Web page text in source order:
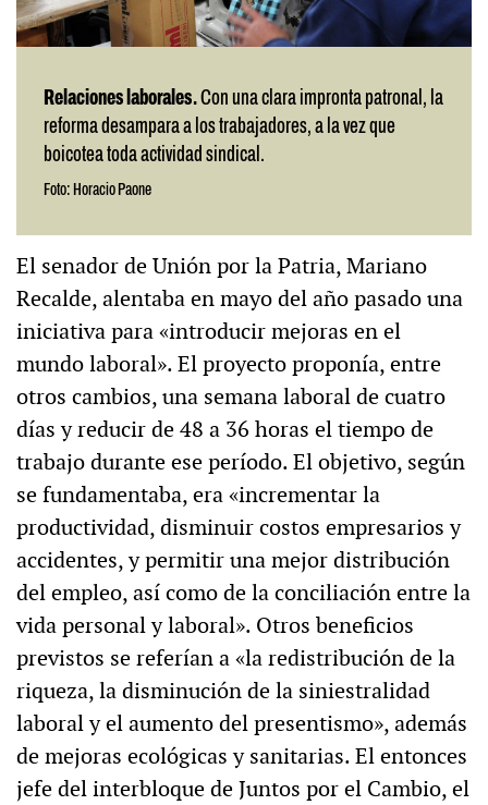
Relaciones laborales.Con una clara impronta patronal, la
reforma desampara a los trabajadores, a la vez que
boicotea toda actividad sindical.
Foto: Horacio Paone
El senador de Unión por la Patria, Mariano
Recalde, alentaba en mayo del año pasado una
iniciativa para «introducir mejoras en el
mundo laboral». El proyecto proponía, entre
otros cambios, una semana laboral de cuatro
días y reducir de 48 a 36 horas el tiempo de
trabajo durante ese período. El objetivo, según
se fundamentaba, era «incrementar la
productividad, disminuir costos empresarios y
accidentes, y permitir una mejor distribución
del empleo, así como de la conciliación entre la
vida personal y laboral». Otros beneficios
previstos se referían a «la redistribución de la
riqueza, la disminución de la siniestralidad
laboral y el aumento del presentismo», además
de mejoras ecológicas y sanitarias. El entonces
jefe del interbloque de Juntos por el Cambio, el